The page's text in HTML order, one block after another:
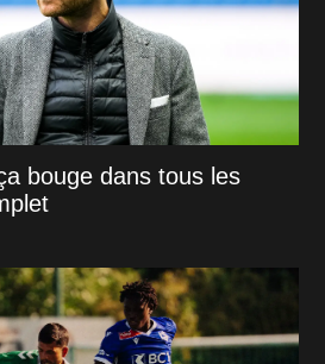
bouge dans tous les